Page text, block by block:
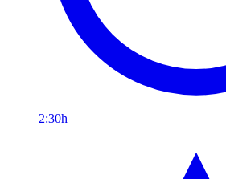
2:30h